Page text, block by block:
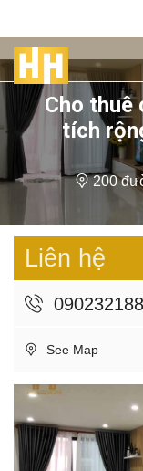
Cho thuê
tích
200
Liên hệ
See Map